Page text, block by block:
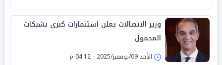
وزير الاتصالات يعلن استثمارات كبرى بشبكات
المحمول
الأحد 09/نوفمبر/2025 - 04:12 م